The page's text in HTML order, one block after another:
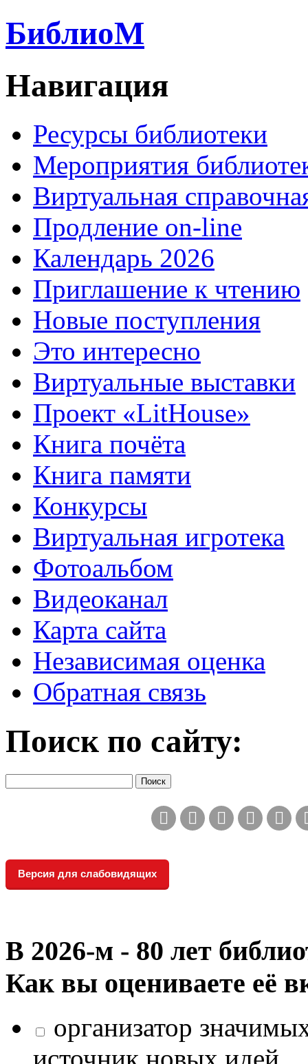
БиблиоМ
Навигация
Ресурсы библиотеки
Мероприятия
Виртуальная
Продление on-line
Календарь 2026
Приглашение к чтению
Новые поступления
Это интересно
Виртуальные выставки
Проект «LitHouse»
Книга почёта
Книга памяти
Конкурсы
Виртуальная игротека
Фотоальбом
Видеоканал
Карта сайта
Независимая оценка
Обратная связь
Поиск по сайту:
Версия для слабовидящих
В 2026‑м - 80 лет
Как вы оцениваете её
организатор